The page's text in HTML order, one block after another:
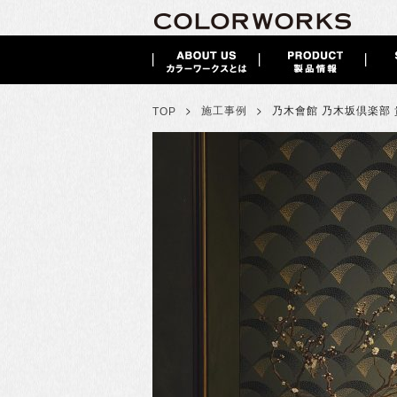
TOP > 施工事例 > 乃木會館 乃木坂倶楽部